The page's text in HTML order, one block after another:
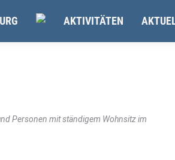
AKTIVITÄTEN
Personen mit ständigem Wohnsitz im